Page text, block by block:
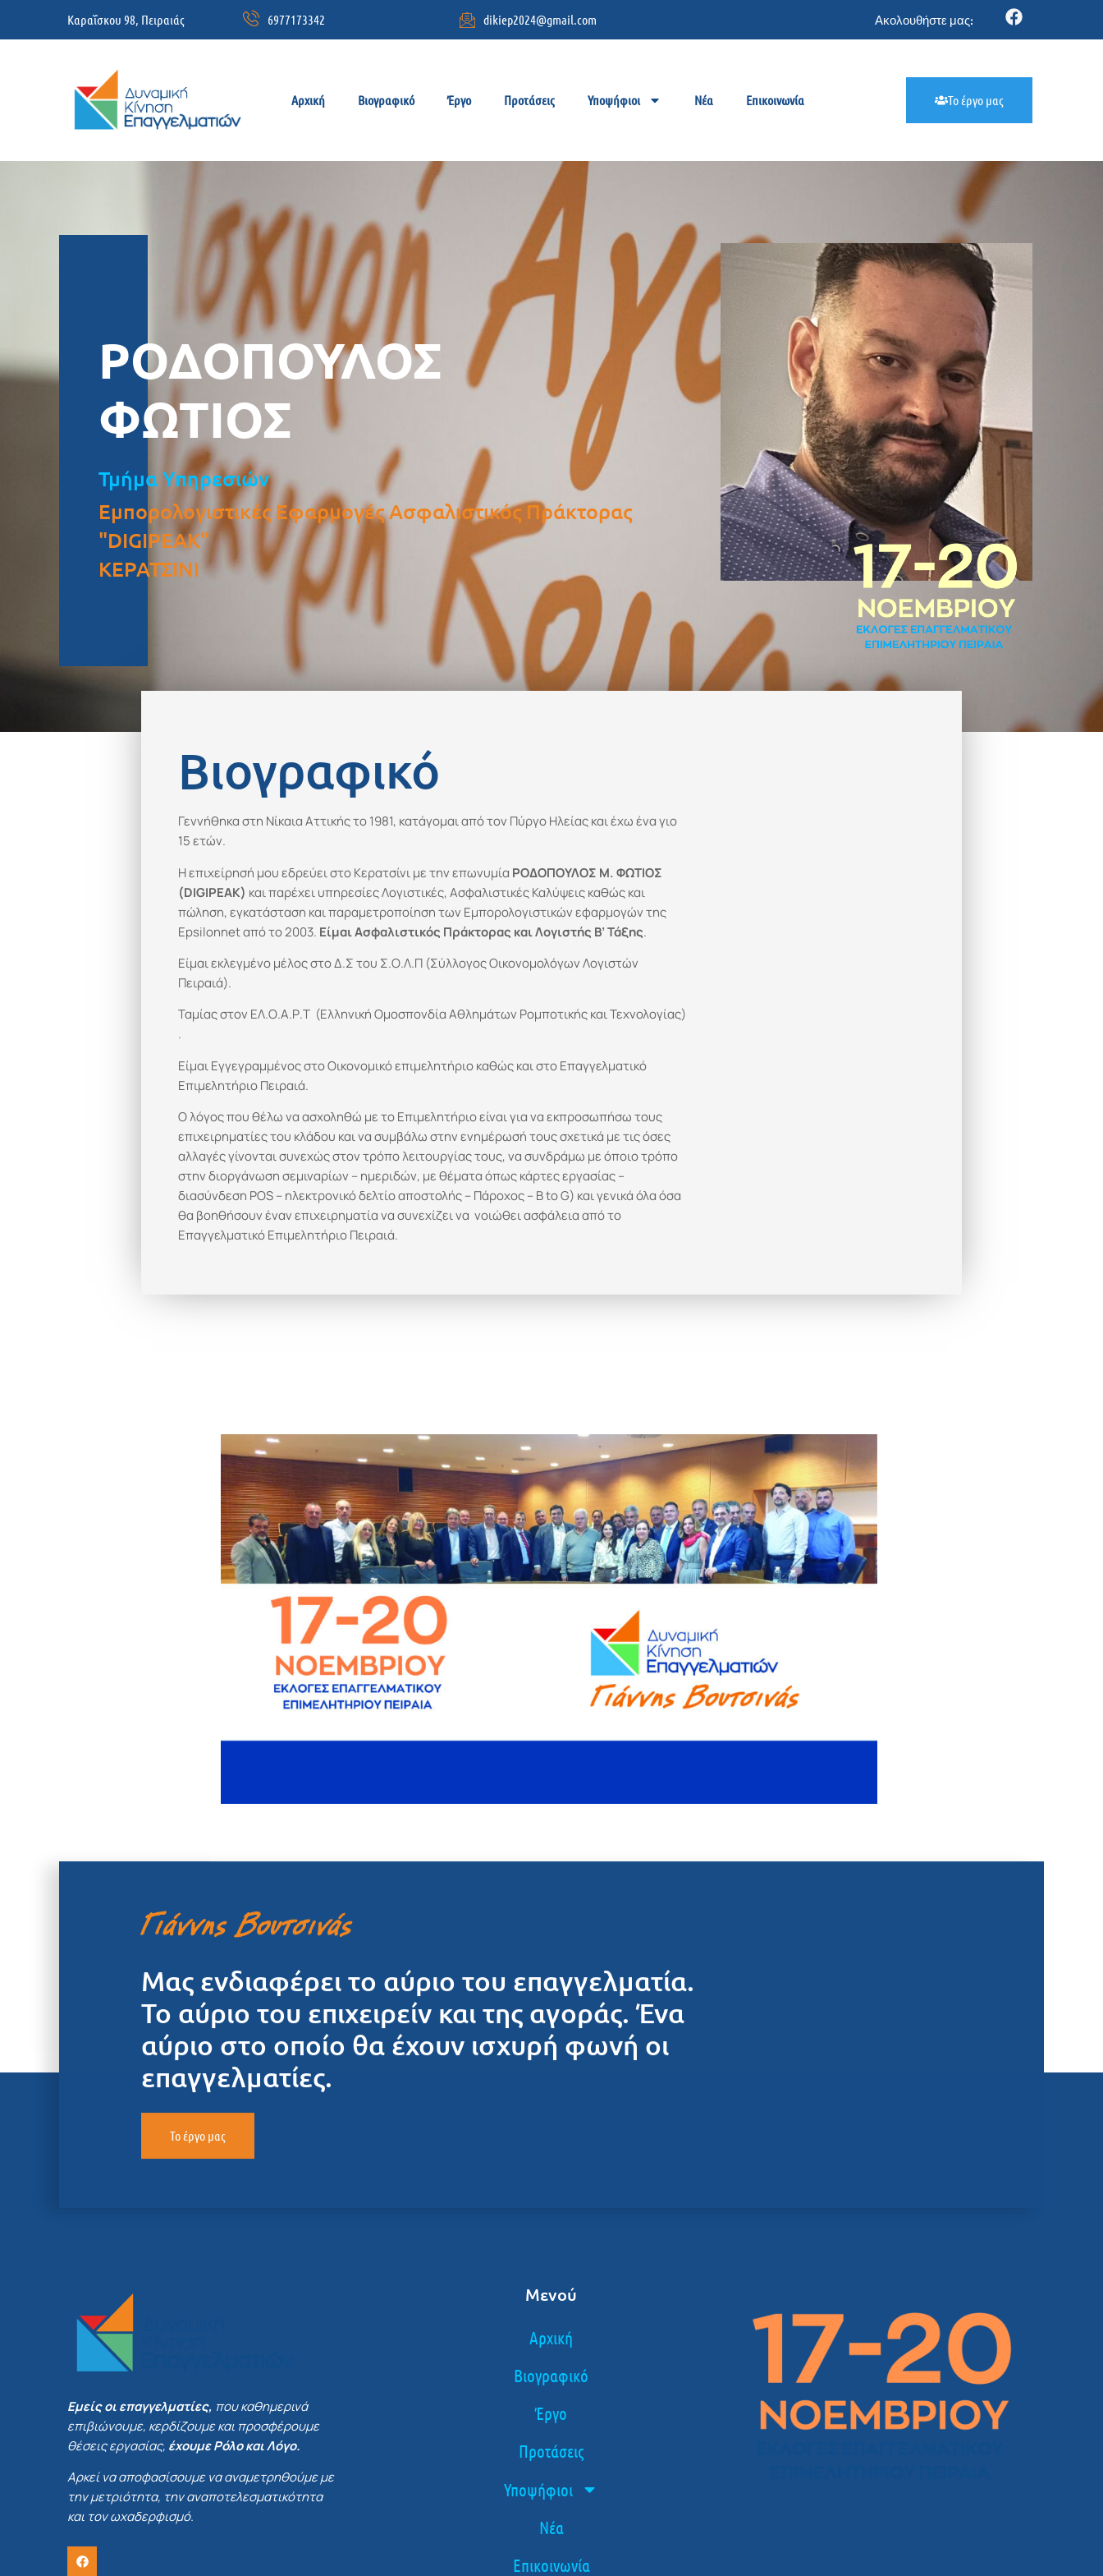
Καραΐσκου 98, Πειραιάς 6977173342 dikiep2024@gmail.com Ακολουθήστε μας:
Αρχική Βιογραφικό Έργο Προτάσεις Υποψήφιοι Νέα Επικοινωνία Το έργο μας
ΡΟΔΟΠΟΥΛΟΣ
ΦΩΤΙΟΣ
Τμήμα Υπηρεσιών
Εμπορολογιστικές Εφαρμογές Ασφαλιστικός Πράκτορας
"DIGIPEAK"
ΚΕΡΑΤΣΙΝΙ
Βιογραφικό
Γεννήθηκα στη Νίκαια Αττικής το 1981, κατάγομαι από τον Πύργο Ηλείας και έχω ένα γιο
15 ετών.
Η επιχείρησή μου εδρεύει στο Κερατσίνι με την επωνυμία ΡΟΔΟΠΟΥΛΟΣ Μ. ΦΩΤΙΟΣ
(DIGIPEAK) και παρέχει υπηρεσίες Λογιστικές, Ασφαλιστικές Καλύψεις καθώς και
πώληση, εγκατάσταση και παραμετροποίηση των Εμπορολογιστικών εφαρμογών της
Epsilonnet από το 2003. Είμαι Ασφαλιστικός Πράκτορας και Λογιστής Β’ Τάξης.
Είμαι εκλεγμένο μέλος στο Δ.Σ του Σ.Ο.Λ.Π (Σύλλογος Οικονομολόγων Λογιστών
Πειραιά).
Ταμίας στον ΕΛ.Ο.Α.Ρ.Τ (Ελληνική Ομοσπονδία Αθλημάτων Ρομποτικής και Τεχνολογίας)
.
Είμαι Εγγεγραμμένος στο Οικονομικό επιμελητήριο καθώς και στο Επαγγελματικό
Επιμελητήριο Πειραιά.
Ο λόγος που θέλω να ασχοληθώ με το Επιμελητήριο είναι για να εκπροσωπήσω τους
επιχειρηματίες του κλάδου και να συμβάλω στην ενημέρωσή τους σχετικά με τις όσες
αλλαγές γίνονται συνεχώς στον τρόπο λειτουργίας τους, να συνδράμω με όποιο τρόπο
στην διοργάνωση σεμιναρίων – ημεριδών, με θέματα όπως κάρτες εργασίας –
διασύνδεση POS – ηλεκτρονικό δελτίο αποστολής – Πάροχος – B to G) και γενικά όλα όσα
θα βοηθήσουν έναν επιχειρηματία να συνεχίζει να νοιώθει ασφάλεια από το
Επαγγελματικό Επιμελητήριο Πειραιά.
Μας ενδιαφέρει το αύριο του επαγγελματία.
Το αύριο του επιχειρείν και της αγοράς. Ένα
αύριο στο οποίο θα έχουν ισχυρή φωνή οι
επαγγελματίες.
Το έργο μας
Εμείς οι επαγγελματίες, που καθημερινά
επιβιώνουμε, κερδίζουμε και προσφέρουμε
θέσεις εργασίας, έχουμε Ρόλο και Λόγο.
Αρκεί να αποφασίσουμε να αναμετρηθούμε με
την μετριότητα, την αναποτελεσματικότητα
και τον ωχαδερφισμό.
Μενού
Αρχική
Βιογραφικό
Έργο
Προτάσεις
Υποψήφιοι
Νέα
Επικοινωνία